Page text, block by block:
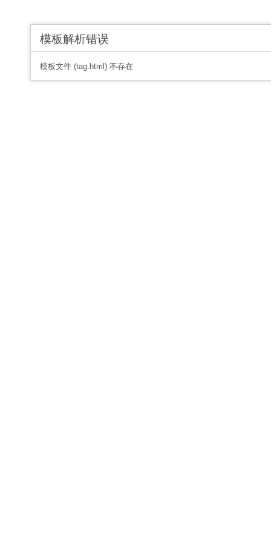
模板解析错误
模板文件 (tag.html) 不存在